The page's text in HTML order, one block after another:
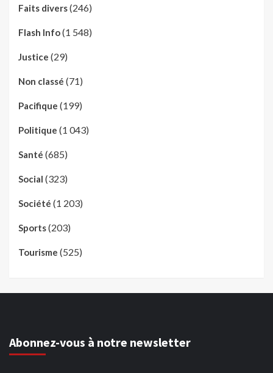
Faits divers(246)
Flash Info(1 548)
Justice (29)
Non classé (71)
Pacifique (199)
Politique (1 043)
Santé (685)
Social (323)
Société (1 203)
Sports(203)
Tourisme (525)
Abonnez-vous à notre newsletter